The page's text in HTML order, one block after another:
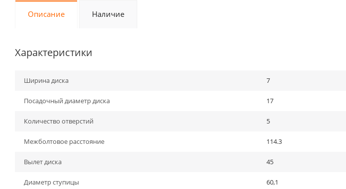
Описание Наличие
Характеристики
Ширина диска 7
Посадочный диаметр диска 17
Количество отверстий 5
Межболтовое расстояние 114.3
Вылет диска 45
Диаметр ступицы 60,1